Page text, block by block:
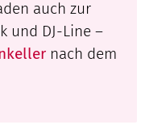
auch zur
und DJ-Line –
nach dem